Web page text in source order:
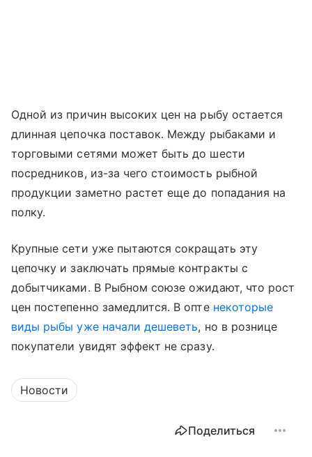
Одной из причин высоких цен на рыбу остается
длинная цепочка поставок. Между рыбаками и
торговыми сетями может быть до шести
посредников, из-за чего стоимость рыбной
продукции заметно растет еще до попадания на
полку.
Крупные сети уже пытаются сокращать эту
цепочку и заключать прямые контракты с
добытчиками. В Рыбном союзе ожидают, что рост
цен постепенно замедлится. В опте некоторые
виды рыбы уже начали дешеветь, но в рознице
покупатели увидят эффект не сразу.
Новости
Поделиться